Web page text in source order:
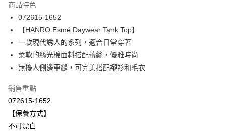
合作金庫商業銀行
華南商業銀行
上海商業儲蓄銀行
台北富邦商業銀行
國泰世華商業銀行
兆豐國際商業銀行
臺灣中小企業銀行
台中商業銀行
匯豐（台灣）商業銀行
華泰商業銀行
聯邦商業銀行
遠東國際商業銀行
元大商業銀行
台新國際商業銀行
台灣樂天信用卡公司
Apple Pay
悠遊付
全盈+PAY
ATM付款
運送方式
付款後全家取貨$888免運-以PackAge+配客嘉循環箱包裝寄出
商品特色
072615-1652
【HANRO Esmé Daywear Tank Top】
一款現代誘人的系列，適合日常穿著
柔軟的絲光棉面料搭配蕾絲，優雅時尚
無擾人側邊車縫，可完美搭配襯衫和毛衣
銷售重點
072615-1652
【保養方式】
不可漂白